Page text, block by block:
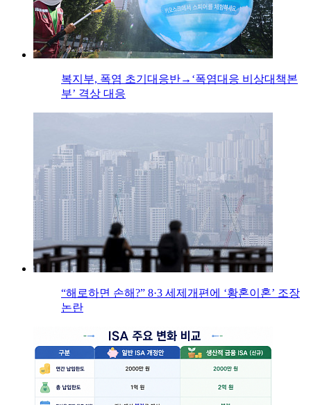
복지부, 폭염 초기대응반→‘폭염대응 비상대책본
부’ 격상 대응
“해로하면 손해?” 8·3 세제개편에 ‘황혼이혼’ 조장
논란